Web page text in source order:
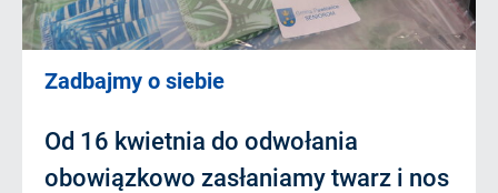
Zadbajmy o siebie
Od 16 kwietnia do odwołania
obowiązkowo zasłaniamy twarz i nos